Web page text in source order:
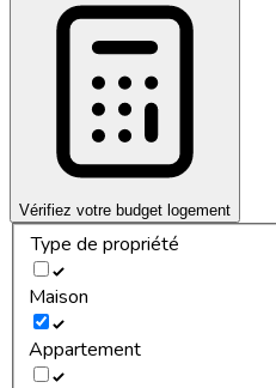
Vérifiez votre budget logement
Type de propriété
Maison
Appartement